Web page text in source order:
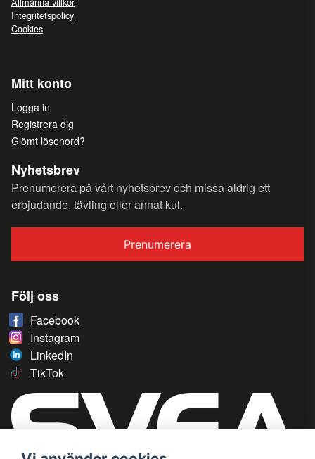
Integritetspolicy
Cookies
Mitt konto
Logga in
Registrera dig
Glömt lösenord?
Nyhetsbrev
Prenumerera på vårt nyhetsbrev och missa aldrig ett
erbjudande, tävling eller annat kul.
Prenumerera
Följ oss
Facebook
Instagram
LinkedIn
TikTok